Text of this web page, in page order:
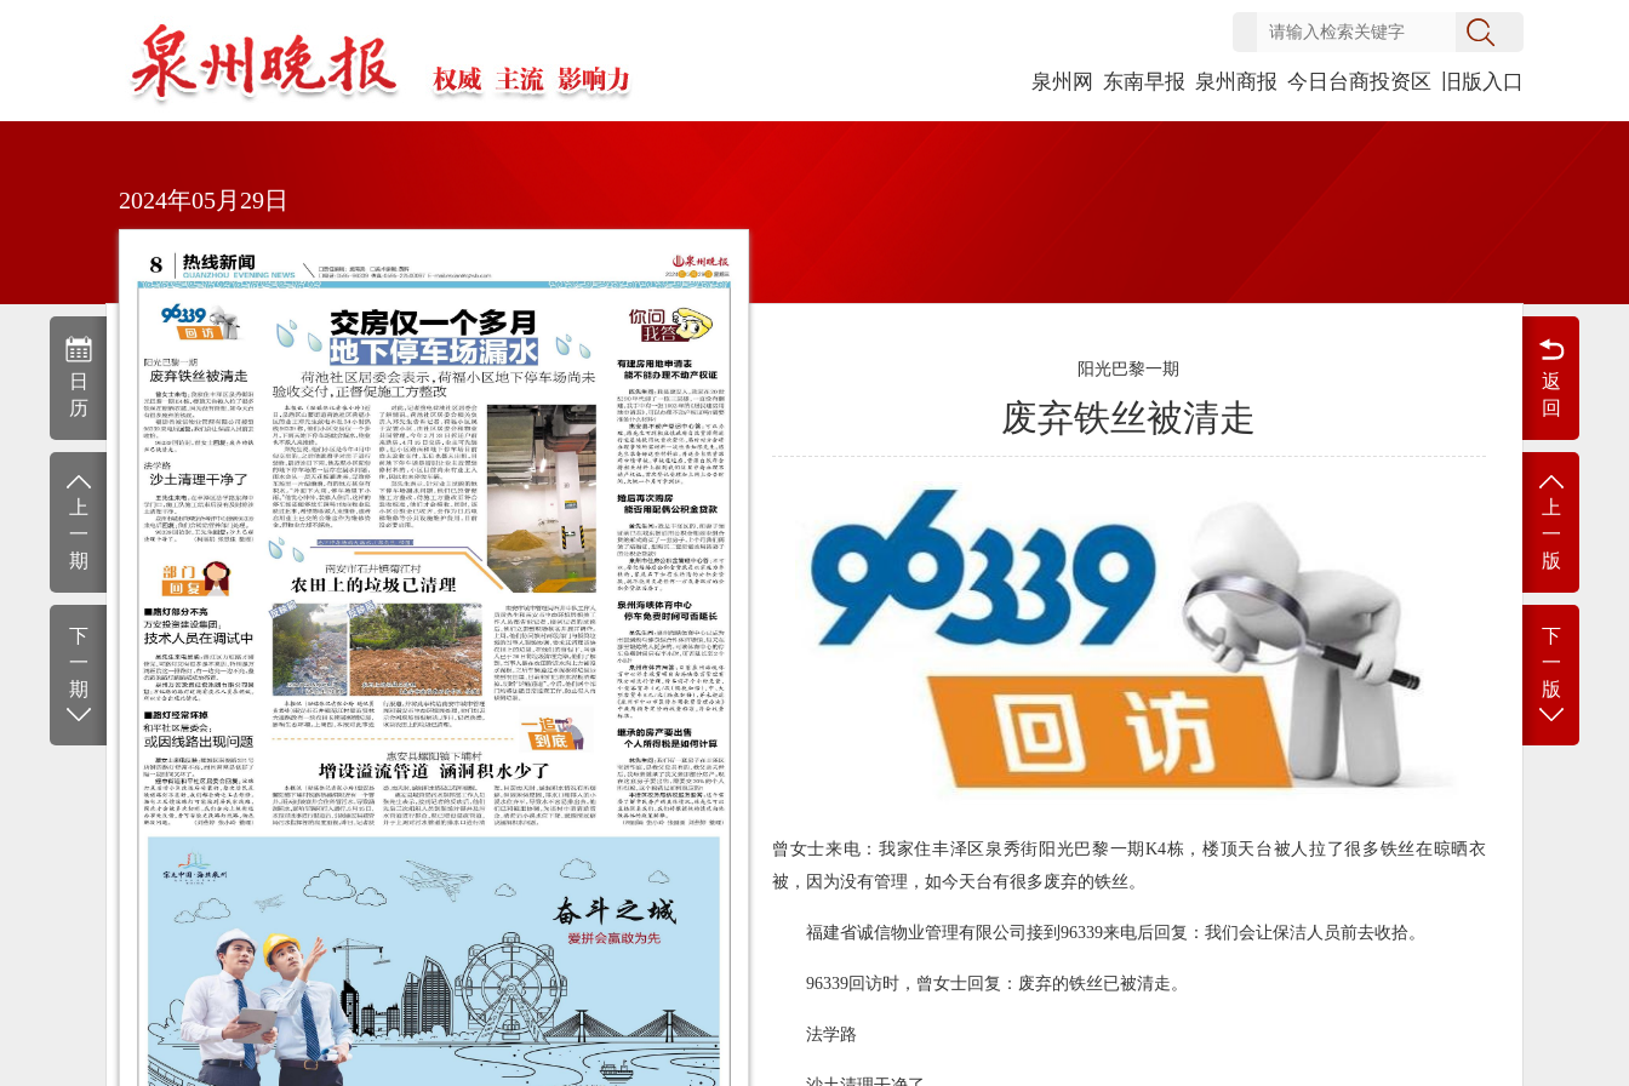
泉州网 东南早报 泉州商报 今日台商投资区 旧版入口
日
历
上
一
期
下
一
期
返
回
上
一
版
下
一
版
2024年05月29日
阳光巴黎一期
废弃铁丝被清走
曾女士来电：我家住丰泽区泉秀街阳光巴黎一期K4栋，楼顶天台被人拉了很多铁丝在晾晒衣
被，因为没有管理，如今天台有很多废弃的铁丝。
福建省诚信物业管理有限公司接到96339来电后回复：我们会让保洁人员前去收拾。
96339回访时，曾女士回复：废弃的铁丝已被清走。
法学路